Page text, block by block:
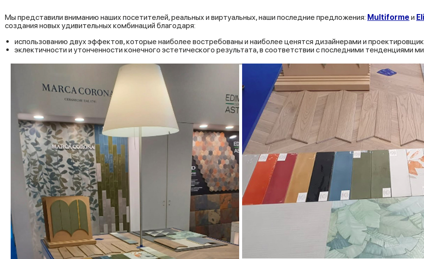
Мы представили вниманию наших посетителей, реальных и виртуальных, наши последние предложения: Multiforme и
создания новых удивительных комбинаций благодаря:
использованию двух эффектов, которые наиболее востребованы и наиболее ценятся дизайнерами и
эклектичности и утонченности конечного эстетического результата, в соответствии с последними тенденциями